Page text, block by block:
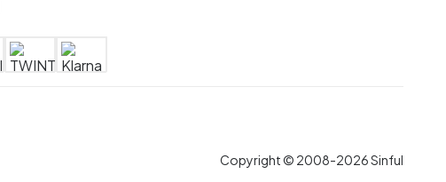
Copyright © 2008-2026 Sinful